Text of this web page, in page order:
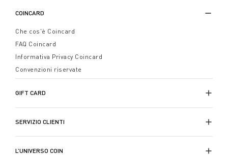
COINCARD
Che cos'è Coincard
FAQ Coincard
Informativa Privacy Coincard
Convenzioni riservate
GIFT CARD
SERVIZIO CLIENTI
L’UNIVERSO COIN